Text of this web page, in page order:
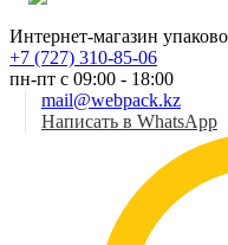
Интернет-магазин
+7 (727) 310-85-06
пн-пт с 09:00 - 18:00
mail@webpack.kz
Написать в WhatsApp